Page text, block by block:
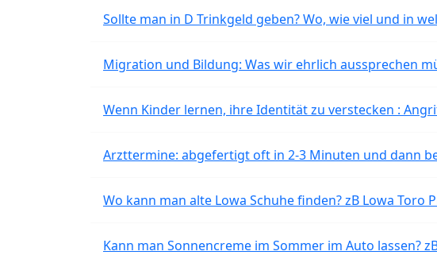
Sollte man in D Trinkgeld geben? Wo, wie viel und in
Migration und Bildung: Was wir ehrlich aussprechen
Wenn Kinder lernen, ihre Identität zu verstecken :
Arzttermine: abgefertigt oft in 2-3 Minuten und dann
Wo kann man alte Lowa Schuhe finden? zB Lowa Toro
Kann man Sonnencreme im Sommer im Auto lassen?